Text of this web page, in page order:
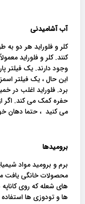
آب آشامیدنی
کلر و فلوراید هر دو
کنند. کلر و فلوراید
وجود دارند. یک فیلتر
این حال ، یک فیلتر
برد. فلوراید اغلب در
حفره کمک می کند. اگر
می کنید ، حتما دهان
برومیدها
برم و برومید مواد
محصولات خانگی یافت
های شعله که روی
ها و تودوزی ها